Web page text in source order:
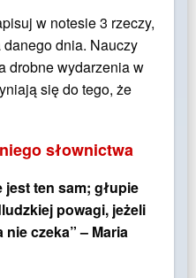
w notesie 3 rzeczy,
dnia. Nauczy
drobne wydarzenia w
się do tego, że
słownictwa
jest ten sam; głupie
powagi, jeżeli
czeka” – Maria